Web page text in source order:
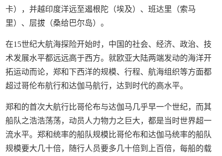
卡），并越印度洋远至遏根陀（埃及）、班达里（索马
里）、层拔（桑给巴尔岛）。
在15世纪大航海探险开始时，中国的社会、经济、政治、技
术发展水平都远远高于西方。就欧亚大陆两端发动的海洋开
拓运动而论，郑和下西洋的规模、行程、航海组织等方面都
超过哥伦布航行和达伽马航行，达到时代的高水平。
郑和的首次大航行比哥伦布与达伽马几乎早一个世纪，而其
船队之浩浩荡荡，动员人力物力之巨大，都是当时世界超一
流水平。郑和统率的船队规模比哥伦布和达伽马统率的船队
规模要大几十倍，随行人员要多几十倍到上百倍，每船的载